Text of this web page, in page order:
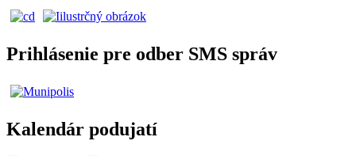
Prihlásenie pre odber SMS správ
Kalendár podujatí